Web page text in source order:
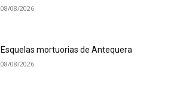
08/08/2026
Esquelas mortuorias de Antequera
08/08/2026